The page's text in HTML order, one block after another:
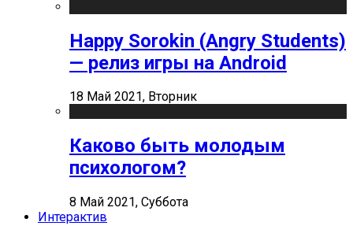
Happy Sorokin (Angry Students)
— релиз игры на Android
18 Май 2021, Вторник
Каково быть молодым
психологом?
8 Май 2021, Суббота
Интерактив